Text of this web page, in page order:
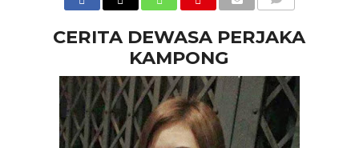
CERITA DEWASA PERJAKA
KAMPONG